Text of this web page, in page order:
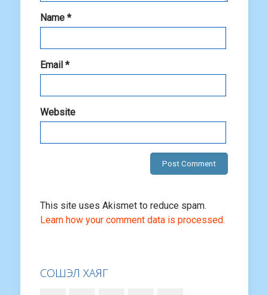
Name *
Email *
Website
This site uses Akismet to reduce spam.
Learn how your comment data is processed.
СОШЭЛ ХАЯГ